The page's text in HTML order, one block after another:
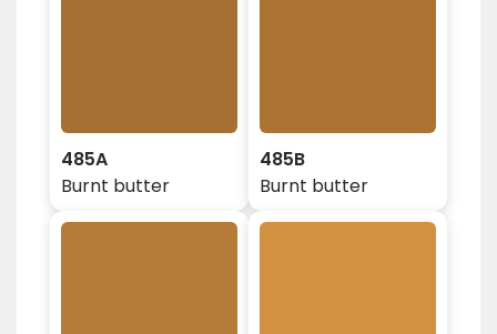
485A
Burnt butter
485B
Burnt butter